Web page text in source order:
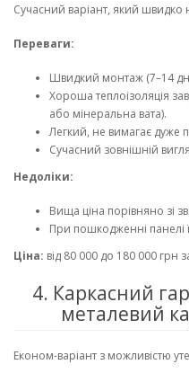
Сучасний варіант, який швидко
Переваги:
Швидкий монтаж (7–14
Хороша теплоізоляція
або мінеральна вата).
Легкий, не вимагає дуже
Сучасний зовнішній
Недоліки:
Вища ціна порівняно зі
При пошкодженні панелі
Ціна: від 80 000 до 180 000 грн
4. Каркасний
металевий
Економ-варіант з можливістю